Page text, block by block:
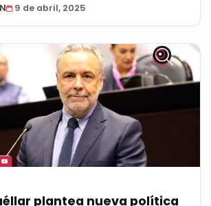
9 de abril, 2025
plantea nueva política